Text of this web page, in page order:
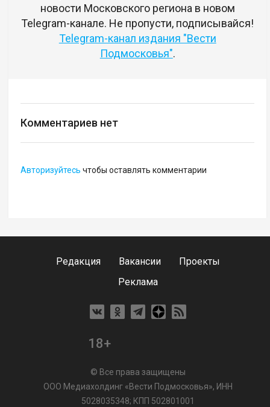
новости Московского региона в новом
Telegram-канале. Не пропусти, подписывайся!
Telegram-канал издания "Вести
Подмосковья".
Комментариев нет
Авторизуйтесь чтобы оставлять комментарии
Редакция Вакансии
Проекты
Реклама
18+
© Все права защищены
ООО Медиахолдинг «Вести Подмосковья», ИНН
5028035348; КПП 502801001